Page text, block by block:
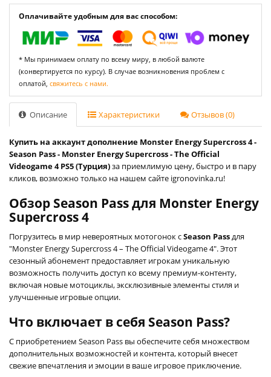
Оплачивайте удобным для вас способом:
* Мы принимаем оплату по всему миру, в любой валюте
(конвертируется по курсу). В случае возникновения проблем с
оплатой, свяжитесь с нами.
Описание Характеристики Отзывов (0)
Купить на аккаунт дополнение Monster Energy Supercross 4 -
Season Pass - Monster Energy Supercross - The Official
Videogame 4 PS5 (Турция)за приемлимую цену, быстро и в пару
кликов, возможно только на нашем сайте igronovinka.ru!
Обзор Season Pass для Monster Energy
Supercross 4
Погрузитесь в мир невероятных мотогонок сSeason Passдля
"Monster Energy Supercross 4 – The Official Videogame 4". Этот
сезонный абонемент предоставляет игрокам уникальную
возможность получить доступ ко всему премиум-контенту,
включая новые мотоциклы, эксклюзивные элементы стиля и
улучшенные игровые опции.
Что включает в себя Season Pass?
С приобретением Season Pass вы обеспечите себя множеством
дополнительных возможностей и контента, который внесет
свежие впечатления и эмоции в ваше игровое приключение.